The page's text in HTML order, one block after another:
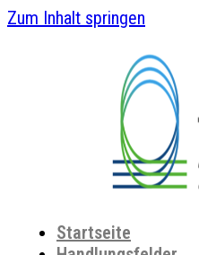
Zum Inhalt springen
Startseite